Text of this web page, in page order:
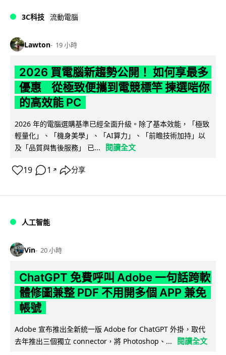
3C科技 流動電腦
Lawton 19 小時
2026 買電腦新趨勢公開！ 如何享最多
優惠 從極致便攜到電競標竿 揀選啱你
的高效能 PC
2026 年的電腦選購基準已經全面升級。除了基本效能，「極致
輕量化」、「機身美學」、「AI算力」、「前瞻技術加持」以
及「品質與售後服務」 已...
閱讀全文
19 1 ↗ 分享
人工智能
Vin 20 小時
ChatGPT 免費呼叫 Adobe 一句話跨軟
體修圖兼整 PDF 不用開多個 APP 兼免
帳號
Adobe 宣布推出全新統一版 Adobe for ChatGPT 外掛，取代
去年推出三個獨立 connector，將 Photoshop、...
閱讀全文